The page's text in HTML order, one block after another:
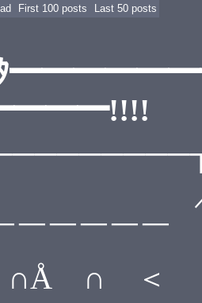
First 100 posts Last 50 posts
￣￣
￣￣￣￣￣
＜ ゴロ